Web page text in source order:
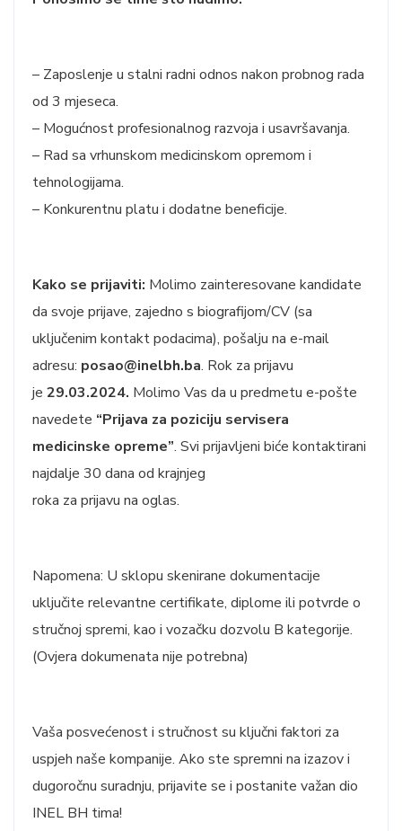
– Zaposlenje u stalni radni odnos nakon probnog rada
od 3 mjeseca.
– Mogućnost profesionalnog razvoja i usavršavanja.
– Rad sa vrhunskom medicinskom opremom i
tehnologijama.
– Konkurentnu platu i dodatne beneficije.
Kako se prijaviti: Molimo zainteresovane kandidate
da svoje prijave, zajedno s biografijom/CV (sa
uključenim kontakt podacima), pošalju na e-mail
adresu: posao@inelbh.ba. Rok za prijavu
je 29.03.2024. Molimo Vas da u predmetu e-pošte
navedete “Prijava za poziciju servisera
medicinske opreme”. Svi prijavljeni biće kontaktirani
najdalje 30 dana od krajnjeg
roka za prijavu na oglas.
Napomena: U sklopu skenirane dokumentacije
uključite relevantne certifikate, diplome ili potvrde o
stručnoj spremi, kao i vozačku dozvolu B kategorije.
(Ovjera dokumenata nije potrebna)
Vaša posvećenost i stručnost su ključni faktori za
uspjeh naše kompanije. Ako ste spremni na izazov i
dugoročnu suradnju, prijavite se i postanite važan dio
INEL BH tima!